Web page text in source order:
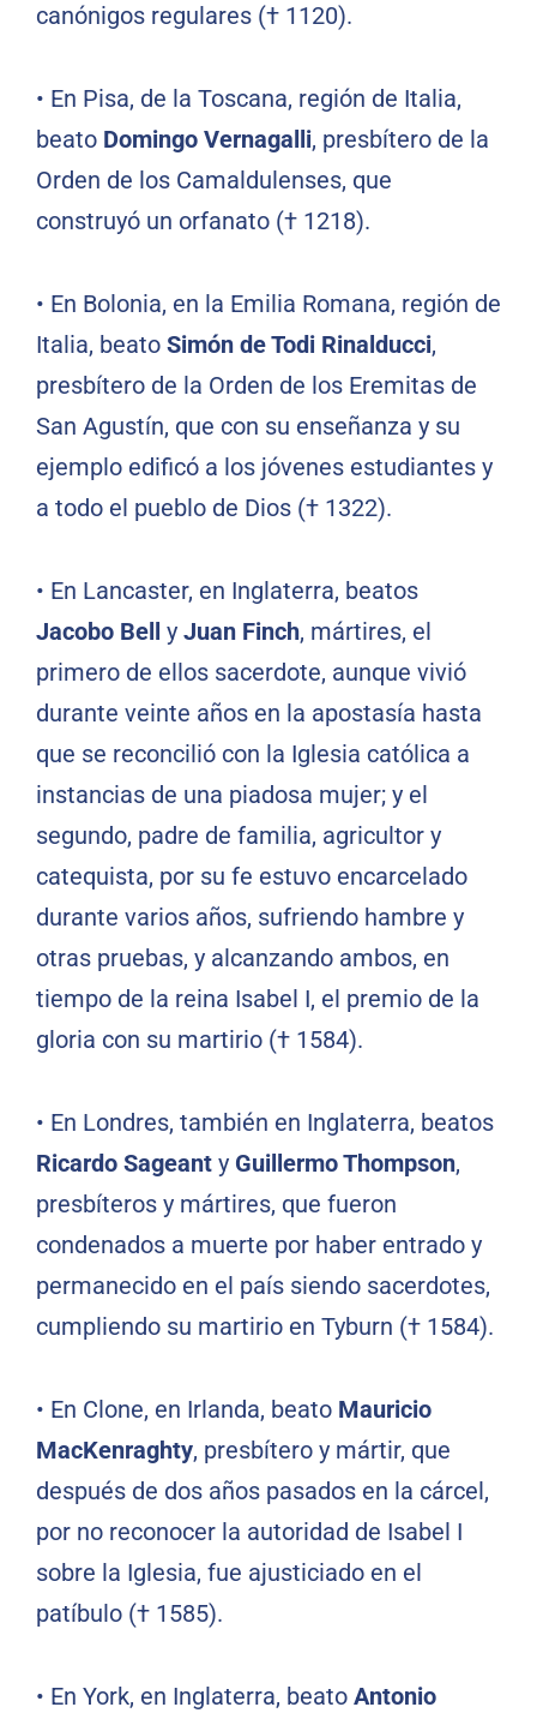
canónigos regulares († 1120).
• En Pisa, de la Toscana, región de Italia,
beato Domingo Vernagalli, presbítero de la
Orden de los Camaldulenses, que
construyó un orfanato († 1218).
• En Bolonia, en la Emilia Romana, región de
Italia, beato Simón de Todi Rinalducci,
presbítero de la Orden de los Eremitas de
San Agustín, que con su enseñanza y su
ejemplo edificó a los jóvenes estudiantes y
a todo el pueblo de Dios († 1322).
• En Lancaster, en Inglaterra, beatos
Jacobo Bell y Juan Finch, mártires, el
primero de ellos sacerdote, aunque vivió
durante veinte años en la apostasía hasta
que se reconcilió con la Iglesia católica a
instancias de una piadosa mujer; y el
segundo, padre de familia, agricultor y
catequista, por su fe estuvo encarcelado
durante varios años, sufriendo hambre y
otras pruebas, y alcanzando ambos, en
tiempo de la reina Isabel I, el premio de la
gloria con su martirio († 1584).
• En Londres, también en Inglaterra, beatos
Ricardo Sageant y Guillermo Thompson,
presbíteros y mártires, que fueron
condenados a muerte por haber entrado y
permanecido en el país siendo sacerdotes,
cumpliendo su martirio en Tyburn († 1584).
• En Clone, en Irlanda, beato Mauricio
MacKenraghty, presbítero y mártir, que
después de dos años pasados en la cárcel,
por no reconocer la autoridad de Isabel I
sobre la Iglesia, fue ajusticiado en el
patíbulo († 1585).
• En York, en Inglaterra, beato Antonio